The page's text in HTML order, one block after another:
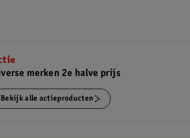
merken 2e halve prijs
Bekijk alle actieproducten